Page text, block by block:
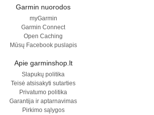
Garmin nuorodos
myGarmin
Garmin Connect
Open Caching
Mūsų Facebook puslapis
Apie garminshop.lt
Slapukų politika
Teisė atsisakyti sutarties
Privatumo politika
Garantija ir aptarnavimas
Pirkimo sąlygos